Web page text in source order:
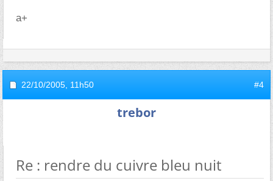
a+
22/10/2005, 11h50 #4
trebor
Re : rendre du cuivre bleu nuit